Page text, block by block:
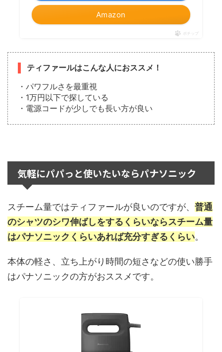
Amazon
ポチップ
ティファールはこんな人におススメ！
・パワフルさを最重視
・1万円以下で探している
・電源コードが少しでも長い方が良い
気軽にパパっと使いたいならパナソニック
スチーム量ではティファールが良いのですが、 普通
のシャツのシワ伸ばしをするくらいならスチーム量
はパナソニックくらいあれば充分すぎるくらい。
本体の軽さ、立ち上がり時間の短さなどの使い勝手
はパナソニックの方がおススメです。